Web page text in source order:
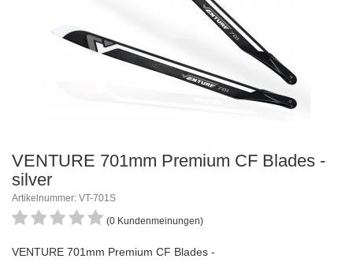
VENTURE 701mm Premium CF Blades -
silver
Artikelnummer: VT-701S
(0 Kundenmeinungen)
VENTURE 701mm Premium CF Blades -